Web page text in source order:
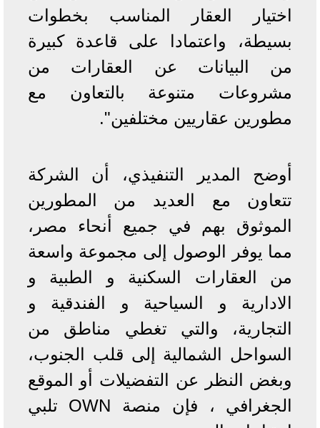
اختيار العقار المناسب بخطوات
بسيطة، واعتمادا على قاعدة كبيرة
من البيانات عن العقارات من
مشروعات متنوعة بالتعاون مع
مطورين عقاريين مختلفين".
أوضح المدير التنفيذي، أن الشركة
تتعاون مع العديد من المطورين
الموثوق بهم في جميع أنحاء مصر،
مما يوفر الوصول إلى مجموعة واسعة
من العقارات السكنية و الطبية و
الادارية و السياحية و الفندقية و
التجارية، والتي تغطي مناطق من
السواحل الشمالية إلى قلب الجنوب،
وبغض النظر عن التفضيلات أو الموقع
الجغرافي ، فإن منصة OWN تلبي